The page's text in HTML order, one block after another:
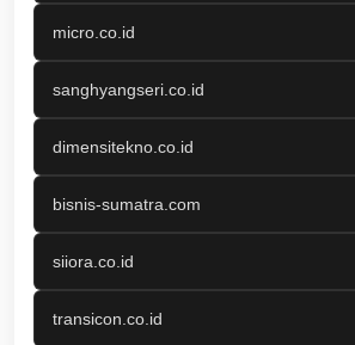
micro.co.id
sanghyangseri.co.id
dimensitekno.co.id
bisnis-sumatra.com
siiora.co.id
transicon.co.id